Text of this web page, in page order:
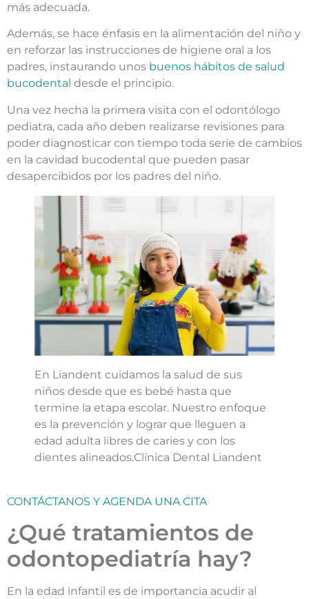
más adecuada.
Además, se hace énfasis en la alimentación del niño y
en reforzar las instrucciones de higiene oral a los
padres, instaurando unos buenos hábitos de salud
bucodental desde el principio.
Una vez hecha la primera visita con el odontólogo
pediatra, cada año deben realizarse revisiones para
poder diagnosticar con tiempo toda serie de cambios
en la cavidad bucodental que pueden pasar
desapercibidos por los padres del niño.
En Liandent cuidamos la salud de sus
niños desde que es bebé hasta que
termine la etapa escolar. Nuestro enfoque
es la prevención y lograr que lleguen a
edad adulta libres de caries y con los
dientes alineados.Clínica Dental Liandent
CONTÁCTANOS Y AGENDA UNA CITA
¿Qué tratamientos de
odontopediatría hay?
En la edad infantil es de importancia acudir al